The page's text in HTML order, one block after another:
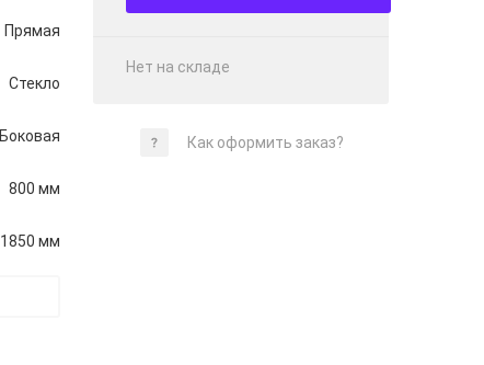
Прямая
Стекло
Боковая
800 мм
1850 мм
Нет на складе
Как оформить заказ?